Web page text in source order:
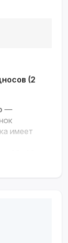
(2
—
имеет